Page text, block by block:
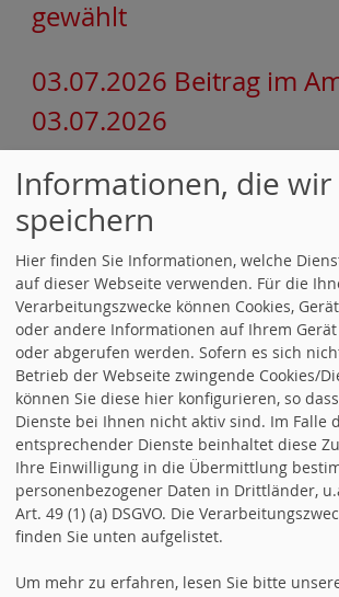
gewählt
03.07.2026 Beitrag im
03.07.2026
10.06.2026 Beitrag im
05.06.2026
08.05.2026 Beitrag für
Amtsblatt am 08.05.2026
24.03.2026 Thomas
Haushaltsrede 2026
Auf der SPD-Homepage
Informationen, die wir
speichern
Hier finden Sie Informationen, welche
auf dieser Webseite verwenden. Für die
Verarbeitungszwecke können Cookies,
oder andere Informationen auf Ihrem
oder abgerufen werden. Sofern es sich
Betrieb der Webseite zwingende Cookies/
können Sie diese hier konfigurieren, so
Dienste bei Ihnen nicht aktiv sind. Im Falle
entsprechender Dienste beinhaltet diese
Ihre Einwilligung in die Übermittlung
personenbezogener Daten in Drittländer,
Art. 49 (1) (a) DSGVO. Die
finden Sie unten aufgelistet.
Um mehr zu erfahren, lesen Sie bitte